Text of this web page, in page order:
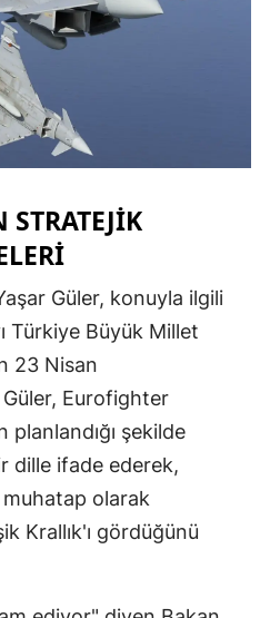
Güler, konuyla ilgili
Türkiye Büyük Millet
23 Nisan
Eurofighter
planlandığı şekilde
dille ifade ederek,
olarak
Krallık'ı gördüğünü